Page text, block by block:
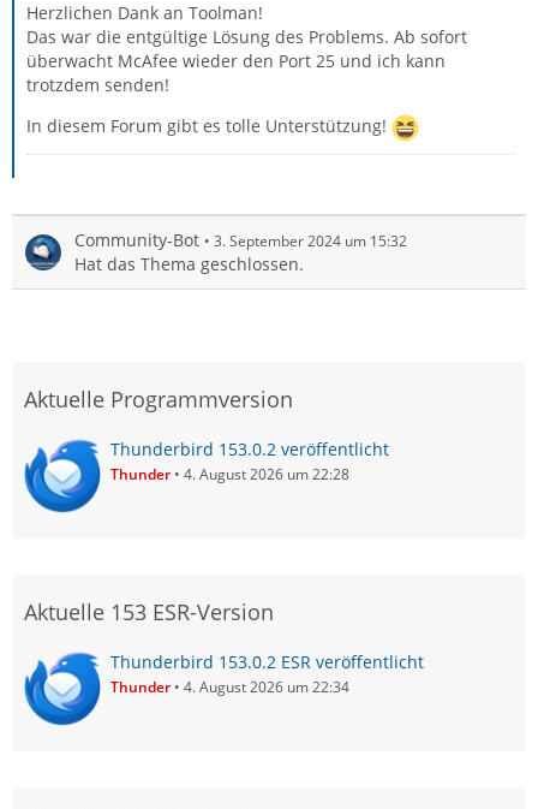
Herzlichen Dank an Toolman!
Das war die entgültige Lösung des Problems. Ab sofort
überwacht McAfee wieder den Port 25 und ich kann
trotzdem senden!
In diesem Forum gibt es tolle Unterstützung!
Community-Bot 3. September 2024 um 15:32
Hat das Thema geschlossen.
Aktuelle Programmversion
Thunderbird 153.0.2 veröffentlicht
Thunder 4. August 2026 um 22:28
Aktuelle 153 ESR-Version
Thunderbird 153.0.2 ESR veröffentlicht
Thunder 4. August 2026 um 22:34